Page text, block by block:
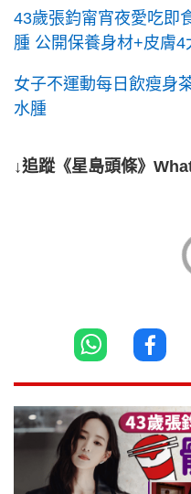
43歲張鈞甯宵夜愛吃即
腫 公開保養身材+皮膚4
女子不運動每日飲瘦身
水腫
↓追蹤《星島頭條》